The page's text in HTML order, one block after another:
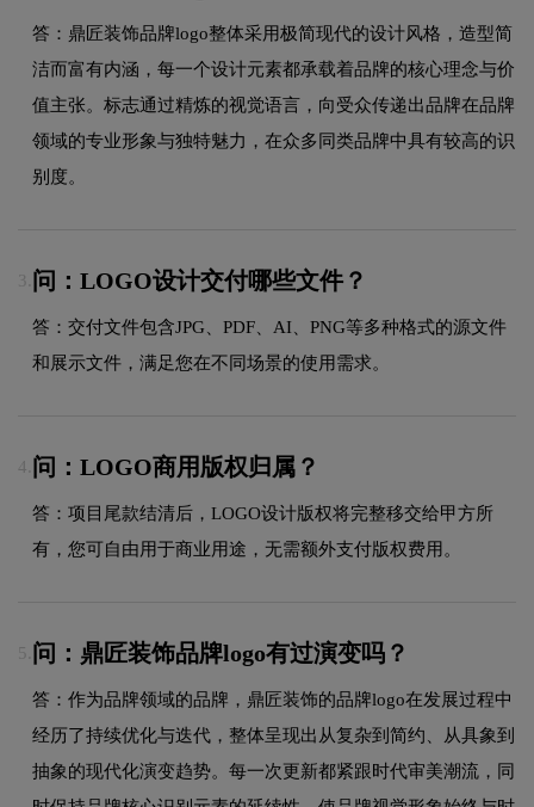
答：鼎匠装饰品牌logo整体采用极简现代的设计风格，造型简
洁而富有内涵，每一个设计元素都承载着品牌的核心理念与价
值主张。标志通过精炼的视觉语言，向受众传递出品牌在品牌
领域的专业形象与独特魅力，在众多同类品牌中具有较高的识
别度。
3. 问：LOGO设计交付哪些文件？
答：交付文件包含JPG、PDF、AI、PNG等多种格式的源文件
和展示文件，满足您在不同场景的使用需求。
4. 问：LOGO商用版权归属？
答：项目尾款结清后，LOGO设计版权将完整移交给甲方所
有，您可自由用于商业用途，无需额外支付版权费用。
5. 问：鼎匠装饰品牌logo有过演变吗？
答：作为品牌领域的品牌，鼎匠装饰的品牌logo在发展过程中
经历了持续优化与迭代，整体呈现出从复杂到简约、从具象到
抽象的现代化演变趋势。每一次更新都紧跟时代审美潮流，同